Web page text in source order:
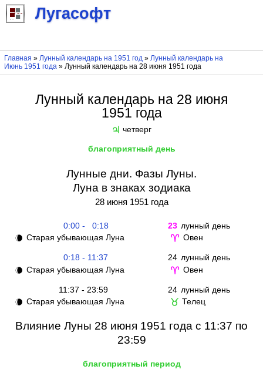
Лугасофт
Главная » Лунный календарь на 1951 год» Лунный календарь на
Июнь 1951 года» Лунный календарь на 28 июня 1951 года
Лунный календарь на 28 июня
1951 года
♃ четверг
благоприятный день
Лунные дни. Фазы Луны.
Луна в знаках зодиака
28 июня 1951 года
0:00 - 0:18 23 лунный день
🌘 Старая убывающая Луна ♈ Овен
0:18 - 11:37 24 лунный день
🌘 Старая убывающая Луна ♈ Овен
11:37 - 23:59 24 лунный день
🌘 Старая убывающая Луна ♉ Телец
Влияние Луны 28 июня 1951 года с 11:37 по
23:59
благоприятный период